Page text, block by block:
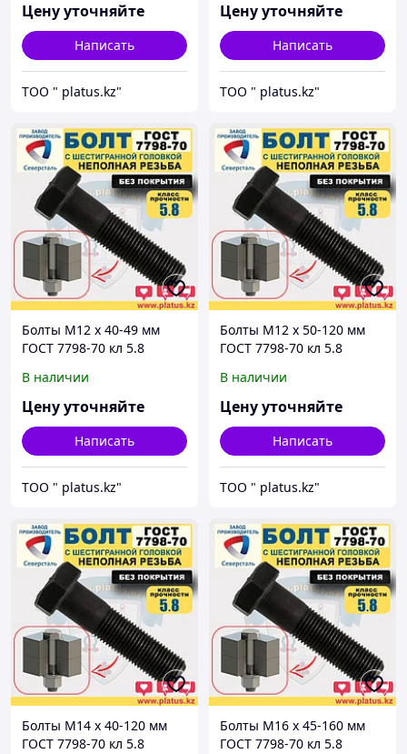
Цену уточняйте
Написать
ТОО " platus.kz"
Цену уточняйте
Написать
ТОО " platus.kz"
Болты М12 х 40-49 мм
ГОСТ 7798-70 кл 5.8
покрытия)
В наличии
Цену уточняйте
Написать
ТОО " platus.kz"
Болты М12 х 50-120 мм
ГОСТ 7798-70 кл 5.8
покрытия)
В наличии
Цену уточняйте
Написать
ТОО " platus.kz"
Болты М14 х 40-120 мм
ГОСТ 7798-70 кл 5.8
Болты М16 х 45-160 мм
ГОСТ 7798-70 кл 5.8